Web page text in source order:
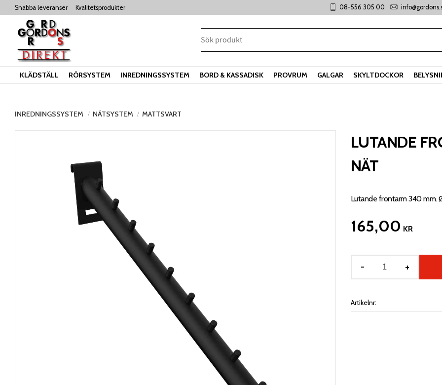
Snabba leveranser Kvalitetsprodukter 08-556 305 00
KLÄDSTÄLL RÖRSYSTEM INREDNINGSSYSTEM BORD & KASSADISK PROVRUM GALGAR SKYLTDOCKOR
INREDNINGSSYSTEM NÄTSYSTEM MATTSVART
LUTANDE
NÄT
Lutande frontarm 340 mm.
165,00 KR
+
-
Artikelnr